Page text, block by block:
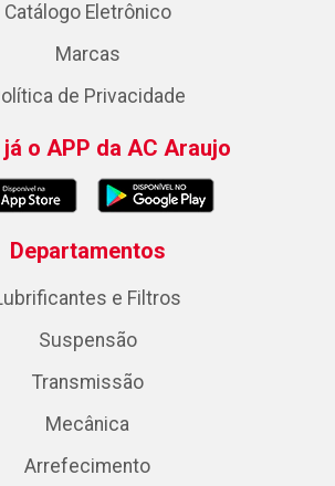
Catálogo Eletrônico
Marcas
de Privacidade
já o APP da AC Araujo
Departamentos
e Filtros
Suspensão
Transmissão
Mecânica
Arrefecimento